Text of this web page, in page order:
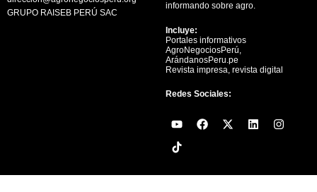
GRUPO RAISEB PERÚ SAC
informando sobre agro.
Incluye:
Portales informativos
AgroNegociosPerú,
ArándanosPeru.pe
Revista impresa, revista digital
Redes Sociales:
Y
o
u
t
b
F
a
o
X
-
t
L
i
d
I
n
g